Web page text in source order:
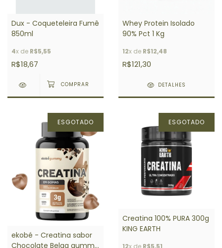
Dux - Coqueteleira Fumê
850ml
4x de R$5,55
R$18,67
Whey Protein Isolado
90% Pct 1 Kg
12x de R$12,48
R$121,30
DETALHES
ESGOTADO
ekobé - Creatina sabor
Chocolate Belga gummy
ESGOTADO
Creatina 100% PURA 300g
KING EARTH
12x de R$5,51